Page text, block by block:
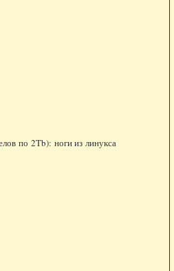
по 2Tb): ноги из линукса